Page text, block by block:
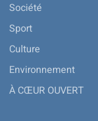
Société
Sport
Culture
Environnement
À CŒUR OUVERT